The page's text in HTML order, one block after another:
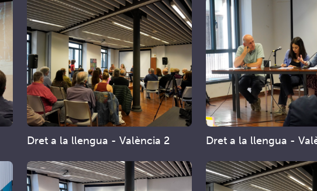
Dret a la llengua - València 2 Dret a la llengua -